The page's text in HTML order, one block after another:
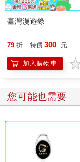
回台北定居後，選擇
興致一起，不管是坐
廣州街去吃周記肉粥
是童年阿帶著我走的
艋舺、大稻埕老街區
條攤，皆因循傳統農
煮白粥的白煙與米香
條，吃的也是陳年的記
臺灣漫遊錄
79 折 特價 300 元
加入購物車
您可能也需要